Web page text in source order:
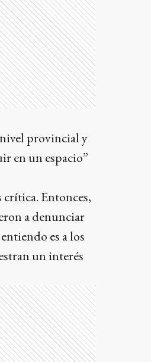
provincial y
en un espacio”
crítica. Entonces,
a denunciar
es a los
un interés